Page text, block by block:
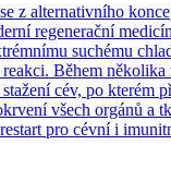
z alternativního
regenerační
suchému
Během
cév, po kterém
všech orgánů a
pro cévní i